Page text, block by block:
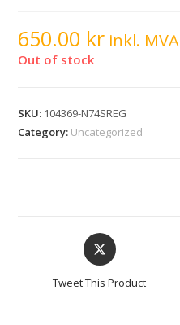
650.00 kr inkl. MVA
Out of stock
SKU: 104369-N74SREG
Category: Uncategorized
Tweet This Product